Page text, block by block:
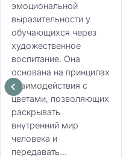
эмоциональной
выразительности у
обучающихся через
художественное
воспитание. Она
основана на принципах
взаимодействия с
цветами, позволяющих
раскрывать
внутренний мир
человека и
передавать...